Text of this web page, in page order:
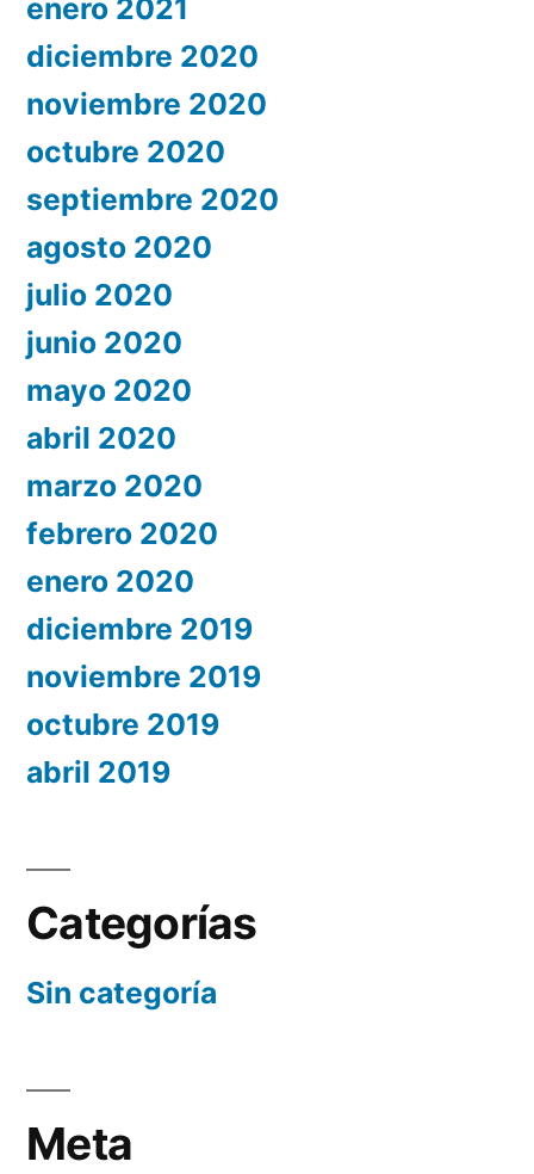
enero 2021
diciembre 2020
noviembre 2020
octubre 2020
septiembre 2020
agosto 2020
julio 2020
junio 2020
mayo 2020
abril 2020
marzo 2020
febrero 2020
enero 2020
diciembre 2019
noviembre 2019
octubre 2019
abril 2019
Categorías
Sin categoría
Meta